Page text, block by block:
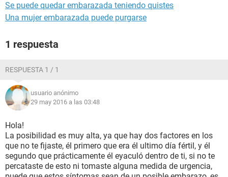
Se puede quedar embarazada teniendo quistes
Una mujer embarazada puede purgarse
1 respuesta
RESPUESTA 1 / 1
usuario anónimo
29 may 2016 a las 03:48
Hola!
La posibilidad es muy alta, ya que hay dos factores en los
que no te fijaste, él primero que era él ultimo día fértil, y él
segundo que prácticamente él eyaculó dentro de ti, si no te
percataste de esto ni tomaste alguna medida de urgencia,